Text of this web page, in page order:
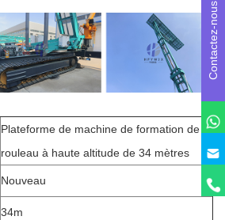
Plateforme de machine de formation de
rouleau à haute altitude de 34 mètres
Nouveau
34m
Contactez-nous